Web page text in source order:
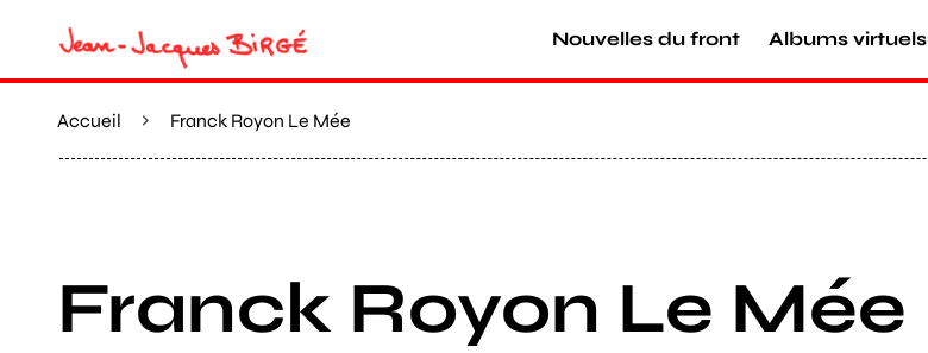
Nouvelles du front Albums virtuels
Accueil Franck Royon Le Mée
Franck Royon Le Mée